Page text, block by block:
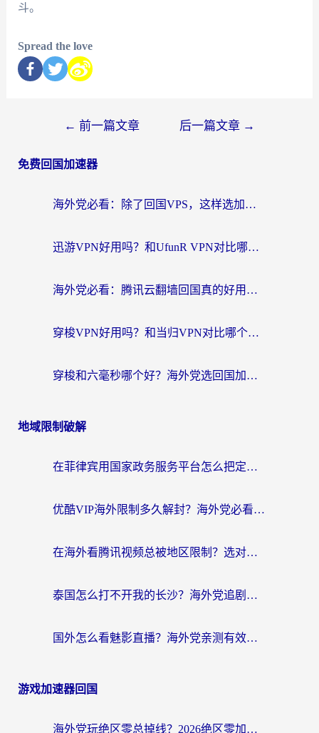
斗。
Spread the love
← 前一篇文章 后一篇文章 →
免费回国加速器
海外党必看：除了回国VPS，这样选加速器也能无缝刷国内资源？
迅游VPN好用吗？和UfunR VPN对比哪个回国效果更好？海外党亲测避坑指南
海外党必看：腾讯云翻墙回国真的好用吗？+ 3步选对回国加速器指南
穿梭VPN好用吗？和当归VPN对比哪个回国效果更好？海外党亲测实用指南
穿梭和六毫秒哪个好？海外党选回国加速器的避坑指南，附番茄加速器实测
地域限制破解
在菲律宾用国家政务服务平台怎么把定位修改到中国国内？3步解决+海外看剧听歌全攻略
优酷VIP海外限制多久解封？海外党必看的跨区难题一站式解决指南
在海外看腾讯视频总被地区限制？选对回国加速器，还能解决泰国政务网和蜻蜓FM卡顿问题
泰国怎么打不开我的长沙？海外党追剧看片的破局指南
国外怎么看魅影直播？海外党亲测有效的回国加速指南（附听歌、看央视VIP技巧）
游戏加速器回国
海外党玩绝区零总掉线？2026绝区零加速器推荐+跨平台国服游戏加速攻略